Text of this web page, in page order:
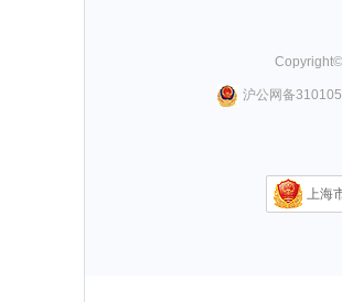
Copyright©
沪公网备
上海